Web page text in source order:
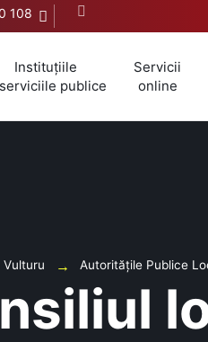
108
Instituțiile
publice
Servicii
online
Vulturu Autoritățile Publice